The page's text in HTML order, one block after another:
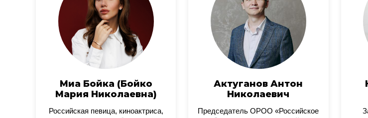
Миа Бойка (Бойко
Мария Николаевна)
Российская певица, киноактриса,
Актуганов Антон
Николаевич
Председатель ОРОО «Российское